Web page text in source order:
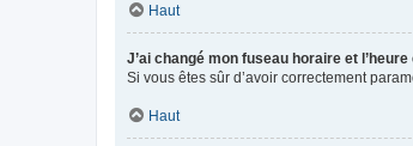
Haut
J’ai changé mon fuseau horaire et
Si vous êtes sûr d’avoir correctement
Haut